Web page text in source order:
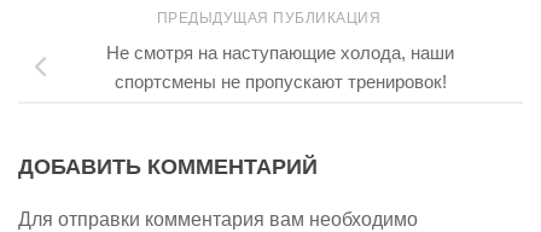
ПРЕДЫДУЩАЯ ПУБЛИКАЦИЯ
Не смотря на наступающие холода, наши
спортсмены не пропускают тренировок!
ДОБАВИТЬ КОММЕНТАРИЙ
Для отправки комментария вам необходимо